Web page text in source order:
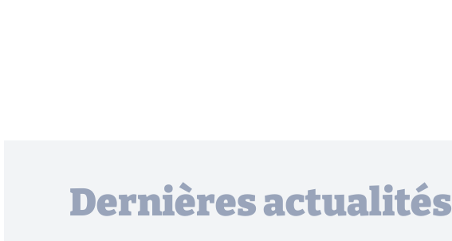
Dernières actualités